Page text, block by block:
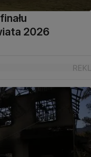
2026